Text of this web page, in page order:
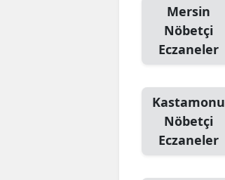
Mersin
Nöbetçi
Eczaneler
Kastamonu
Nöbetçi
Eczaneler